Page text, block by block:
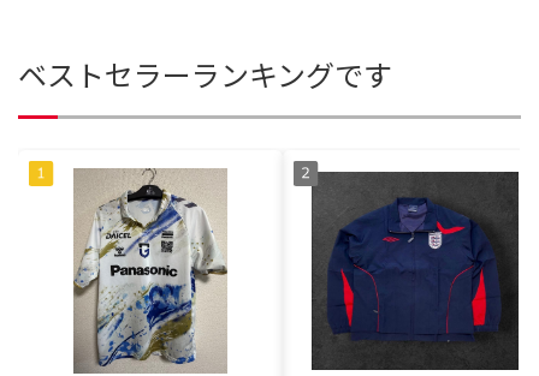
ベストセラーランキングです